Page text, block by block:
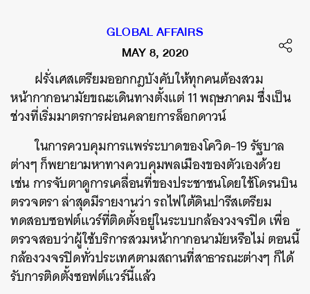
GLOBAL AFFAIRS
MAY 8, 2020
ฝรั่งเศสเตรียมออกกฎบังคับให้ทุกคนต้องสวม
หน้ากากอนามัยขณะเดินทางตั้งแต่ 11 พฤษภาคม ซึ่งเป็น
ช่วงที่เริ่มมาตรการผ่อนคลายการล็อกดาวน์
ในการควบคุมการแพร่ระบาดของโควิด-19 รัฐบาล
ต่างๆ ก็พยายามหาทางควบคุมพลเมืองของตัวเองด้วย
เช่น การจับตาดูการเคลื่อนที่ของประชาชนโดยใช้โดรนบิน
ตรวจตรา ล่าสุดมีรายงานว่า รถไฟใต้ดินปารีสเตรียม
ทดสอบซอฟต์แวร์ที่ติดตั้งอยู่ในระบบกล้องวงจรปิด เพื่อ
ตรวจสอบว่าผู้ใช้บริการสวมหน้ากากอนามัยหรือไม่ ตอนนี้
กล้องวงจรปิดทั่วประเทศตามสถานที่สาธารณะต่างๆ ก็ได้
รับการติดตั้งซอฟต์แวร์นี้แล้ว